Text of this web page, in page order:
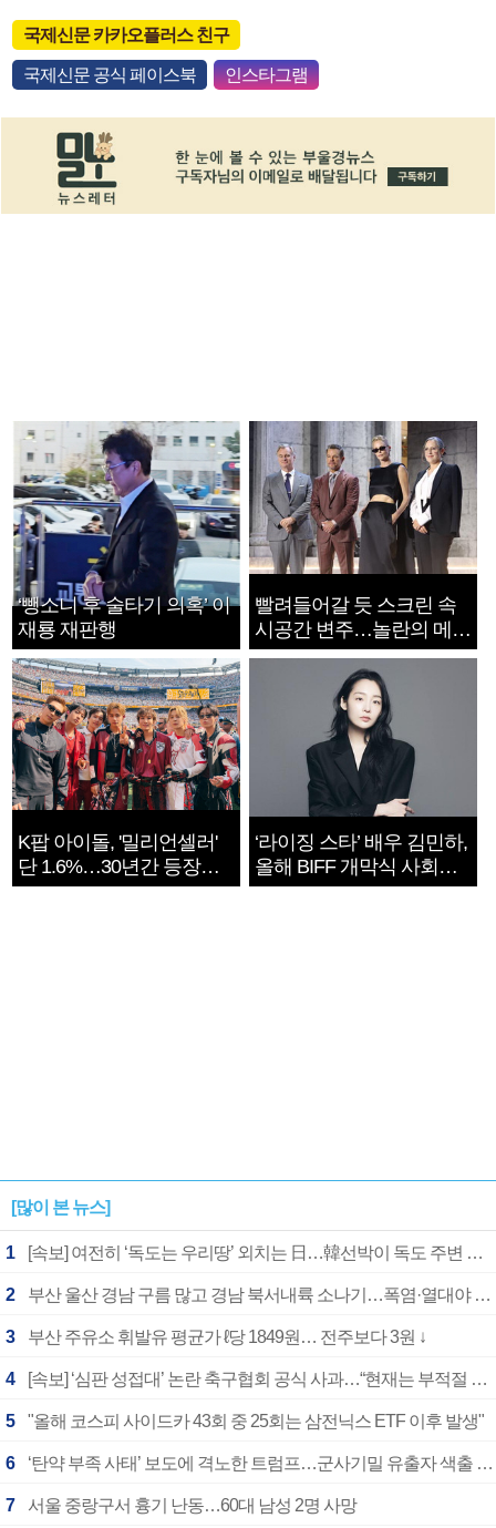
국제신문 카카오플러스 친구
국제신문 공식 페이스북 인스타그램
‘뺑소니 후 술타기 의혹’ 이
재룡 재판행
빨려들어갈 듯 스크린 속
시공간 변주…놀란의 메시
지는 ‘전쟁 속죄’
K팝 아이돌, '밀리언셀러'
단 1.6%…30년간 등장
1182개팀 전수조사
‘라이징 스타’ 배우 김민하,
올해 BIFF 개막식 사회자
확정
[많이 본 뉴스]
1 [속보] 여전히 ‘독도는 우리땅’ 외치는 日…韓선박이 독도 주변 해양조사 활동하자 반발
2 부산 울산 경남 구름 많고 경남 북서내륙 소나기…폭염·열대야 계속
3 부산 주유소 휘발유 평균가 ℓ당 1849원… 전주보다 3원 ↓
4 [속보] ‘심판 성접대’ 논란 축구협회 공식 사과…“현재는 부적절 행위 없어”
5 "올해 코스피 사이드카 43회 중 25회는 삼전닉스 ETF 이후 발생"
6 ‘탄약 부족 사태’ 보도에 격노한 트럼프…군사기밀 유출자 색출 지시
7 서울 중랑구서 흉기 난동…60대 남성 2명 사망